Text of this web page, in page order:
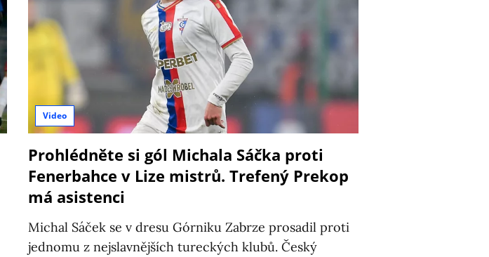
Video
Prohlédněte si gól Michala Sáčka proti
Fenerbahce v Lize mistrů. Trefený Prekop
má asistenci
Michal Sáček se v dresu Górniku Zabrze prosadil proti
jednomu z nejslavnějších tureckých klubů. Český